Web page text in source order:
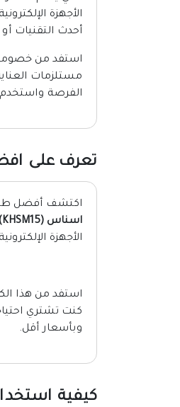
الأجهزة
أحدث التقنيات
استفد من
مستلزمات
الفرصة واستخدم
تعرف على
اكتشف أفضل
اسناس (KHSM15)
الأجهزة
استفد من هذا
كنت تشتري
وبأسعار أقل.
كيفية